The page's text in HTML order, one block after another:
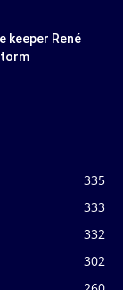
keeper René
335
333
332
302